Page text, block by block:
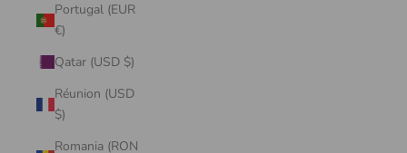
Portugal (EUR
€)
Qatar (USD $)
Réunion (USD
$)
Romania (RON